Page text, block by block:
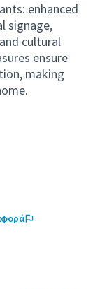
enhanced
signage,
cultural
ensure
making